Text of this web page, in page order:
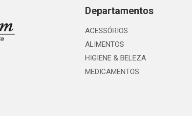
Departamentos
ACESSÓRIOS
ALIMENTOS
HIGIENE & BELEZA
MEDICAMENTOS